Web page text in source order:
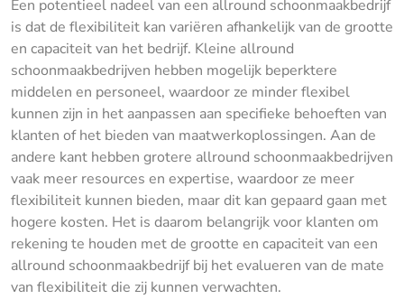
Een potentieel nadeel van een allround schoonmaakbedrijf
is dat de flexibiliteit kan variëren afhankelijk van de grootte
en capaciteit van het bedrijf. Kleine allround
schoonmaakbedrijven hebben mogelijk beperktere
middelen en personeel, waardoor ze minder flexibel
kunnen zijn in het aanpassen aan specifieke behoeften van
klanten of het bieden van maatwerkoplossingen. Aan de
andere kant hebben grotere allround schoonmaakbedrijven
vaak meer resources en expertise, waardoor ze meer
flexibiliteit kunnen bieden, maar dit kan gepaard gaan met
hogere kosten. Het is daarom belangrijk voor klanten om
rekening te houden met de grootte en capaciteit van een
allround schoonmaakbedrijf bij het evalueren van de mate
van flexibiliteit die zij kunnen verwachten.